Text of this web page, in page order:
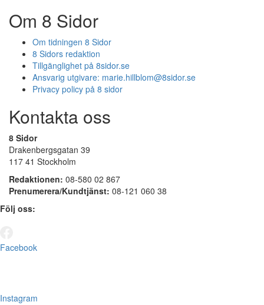
Om 8 Sidor
Om tidningen 8 Sidor
8 Sidors redaktion
Tillgänglighet på 8sidor.se
Ansvarig utgivare: marie.hillblom@8sidor.se
Privacy policy på 8 sidor
Kontakta oss
8 Sidor
Drakenbergsgatan 39
117 41 Stockholm
Redaktionen: 08-580 02 867
Prenumerera/Kundtjänst: 08-121 060 38
Följ oss:
Facebook
Instagram